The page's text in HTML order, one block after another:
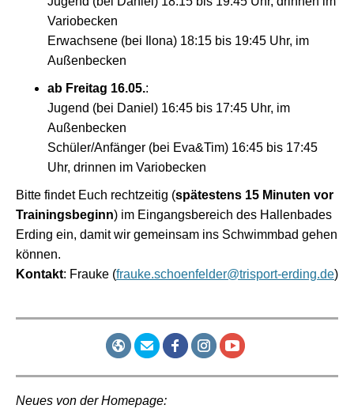
Variobecken
Erwachsene (bei Ilona) 18:15 bis 19:45 Uhr, im
Außenbecken
ab Freitag 16.05.:
Jugend (bei Daniel) 16:45 bis 17:45 Uhr, im
Außenbecken
Schüler/Anfänger (bei Eva&Tim) 16:45 bis 17:45
Uhr, drinnen im Variobecken
Bitte findet Euch rechtzeitig (spätestens 15 Minuten vor
Trainingsbeginn) im Eingangsbereich des Hallenbades
Erding ein, damit wir gemeinsam ins Schwimmbad gehen
können.
Kontakt: Frauke (frauke.schoenfelder@trisport-erding.de)
Neues von der Homepage: